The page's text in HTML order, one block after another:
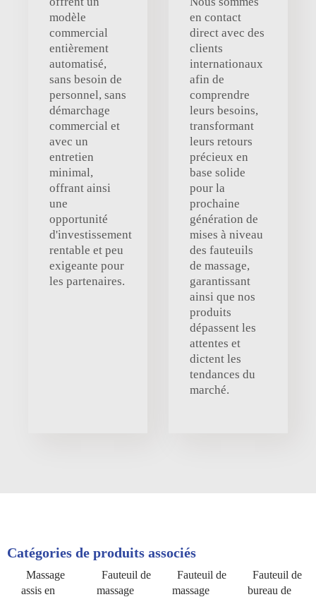
modèle
commercial
entièrement
automatisé,
sans besoin de
personnel, sans
démarchage
commercial et
avec un
entretien
minimal,
offrant ainsi
une
opportunité
d'investissement
rentable et peu
exigeante pour
les partenaires.
en contact
direct avec des
clients
internationaux
afin de
comprendre
leurs besoins,
transformant
leurs retours
précieux en
base solide
pour la
prochaine
génération de
mises à niveau
des fauteuils
de massage,
garantissant
ainsi que nos
produits
dépassent les
attentes et
dictent les
tendances du
marché.
Catégories de produits associés
Massage
assis en
Fauteuil de
massage
Fauteuil de
massage
Fauteuil de
bureau de